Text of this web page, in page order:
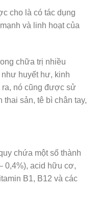
cho là có tác dụng
và linh hoạt của
chữa trị nhiều
huyết hư, kinh
ra, nó cũng được sử
thai sản, tê bì chân tay,
chứa một số thành
0,4%), acid hữu cơ,
B1, B12 và các